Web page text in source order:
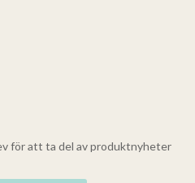
för att ta del av produktnyheter